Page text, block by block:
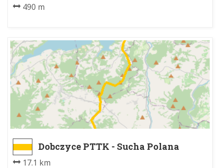
490 m
Dobczyce PTTK - Sucha Polana
17.1 km